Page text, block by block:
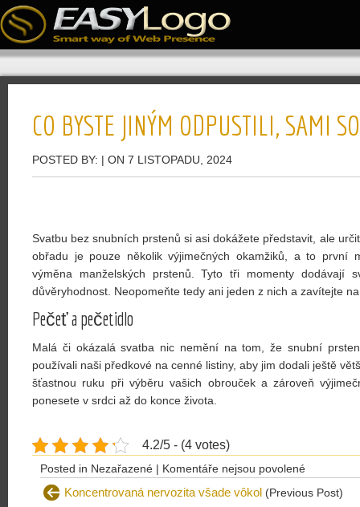
CO BYSTE JINÝM ODPUSTILI, SAMI
POSTED BY: | ON 7 LISTOPADU, 2024
Svatbu bez snubních prstenů si asi dokážete představit, ale
obřadu je pouze několik výjimečných okamžiků, a to první
výměna manželských prstenů. Tyto tři momenty dodávají
důvěryhodnost. Neopomeňte tedy ani jeden z nich a zavítejte
Pečeť a pečetidlo
Malá či okázalá svatba nic nemění na tom, že snubní
používali naši předkové na cenné listiny, aby jim dodali ještě
šťastnou ruku při výběru vašich obrouček a zároveň
ponesete v srdci až do konce života.
4.2/5 - (4 votes)
Posted in Nezařazené | Komentáře nejsou povolenéu
Koncentrovaná nervozita všade vôkol (Previous Post)